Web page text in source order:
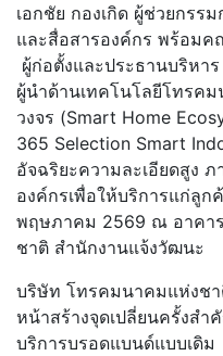
เอกชัย กองเกิด ผู้ช่วยกรร
และสื่อสารองค์กร พร้อมค
ผู้ก่อตั้งและประธานบริหา
ผู้นำด้านเทคโนโลยีโทรค
วงจร (Smart Home
365 Selection Smart
อัจฉริยะความละเอียดสูง
องค์กรเพื่อให้บริการแก่ลูก
พฤษภาคม 2569 ณ อาคา
ชาติ สำนักงานแจ้งวัฒนะ
บริษัท โทรคมนาคมแห่งช
หน้าสร้างจุดเปลี่ยนครั้งส
บริการบรอดแบนด์แบบเดิ